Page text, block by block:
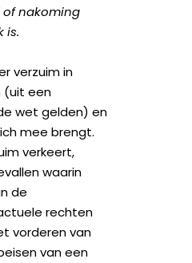
of nakoming
is.
verzuim in
(uit een
wet gelden) en
mee brengt.
verkeert,
waarin
de
rechten
vorderen van
van een